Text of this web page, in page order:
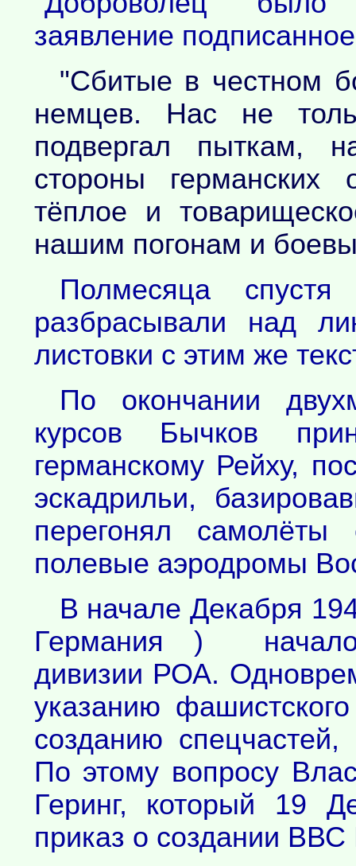
заявление
"Сбитые в честном
немцев. Нас не
подвергал пыткам,
стороны
тёплое и
нашим погонам и
Полмесяца
разбрасывали над
листовки с этим же
По окончании
курсов Бычков
германскому Рейху,
эскадрильи,
перегонял
полевые аэродромы
В начале Декабря
Германия )
дивизии РОА.
указанию
созданию
По этому вопросу
Геринг, который 19
приказ о создании